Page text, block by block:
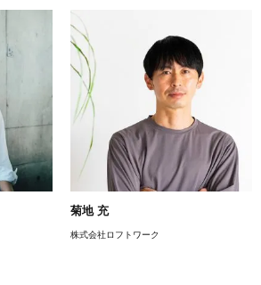
菊地 充
株式会社ロフトワーク